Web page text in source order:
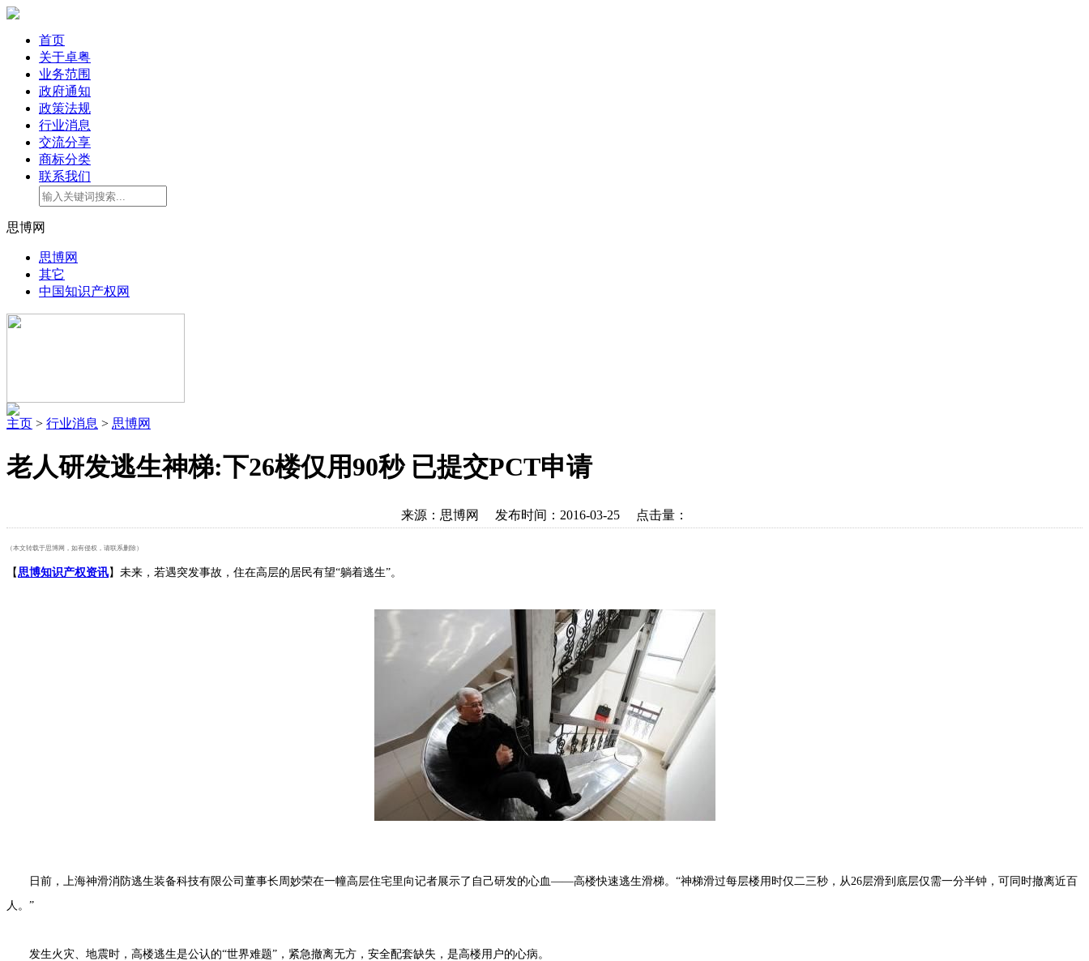
首页
关于卓粤
业务范围
政府通知
政策法规
行业消息
交流分享
商标分类
联系我们
思博网
思博网
其它
中国知识产权网
主页 > 行业消息 > 思博网
老人研发逃生神梯:下26楼仅用90秒 已提交PCT申请
来源：思博网 发布时间：2016-03-25 点击量：
（本文转载于思博网，如有侵权，请联系删除）
【思博知识产权资讯】未来，若遇突发事故，住在高层的居民有望“躺着逃生”。
日前，上海神滑消防逃生装备科技有限公司董事长周妙荣在一幢高层住宅里向记者展示了自己研发的心血——高楼快速逃生滑梯。“神梯滑过每层楼用时仅二三秒，从26层滑到底层仅需一分半钟，可同时撤离近百
人。”
发生火灾、地震时，高楼逃生是公认的“世界难题”，紧急撤离无方，安全配套缺失，是高楼用户的心病。